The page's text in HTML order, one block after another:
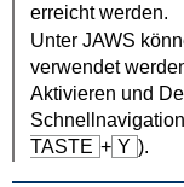
erreicht werden.
Unter JAWS
verwendet
Aktivieren und
TASTE + Y ).